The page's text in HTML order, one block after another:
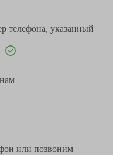
телефона, указанный
или позвоним